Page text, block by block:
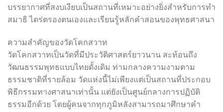
บรรยากาศที่สงบเงียบเป็นสถานที่เหมาะอย่างยิ่งสำหรับการทำ
สมาธิ ไตร่ตรองตนเองและเรียนรู้หลักคำสอนของพุทธศาสนา
ความสำคัญของวัดโคกสวาท
วัดโคกสวาทเป็นวัดที่มีประวัติศาสตร์ยาวนาน สะท้อนถึง
วัฒนธรรมพุทธแบบไทยดั้งเดิม ท่ามกลางความงามตาม
ธรรมชาติที่รายล้อม วัดแห่งนี้ไม่เพียงแต่เป็นสถานที่ประกอบ
พิธีกรรมทางศาสนาเท่านั้น แต่ยังเป็นศูนย์กลางการปฏิบัติ
ธรรมอีกด้วย โดยผู้คนจากทุกภูมิหลังสามารถมาศึกษาคำ